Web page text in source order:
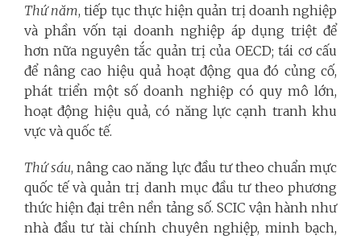
Thứ năm, tiếp tục thực hiện quản trị doanh nghiệp
và phần vốn tại doanh nghiệp áp dụng triệt để
hơn nữa nguyên tắc quản trị của OECD; tái cơ cấu
để nâng cao hiệu quả hoạt động qua đó củng cố,
phát triển một số doanh nghiệp có quy mô lớn,
hoạt động hiệu quả, có năng lực cạnh tranh khu
vực và quốc tế.
Thứ sáu, nâng cao năng lực đầu tư theo chuẩn mực
quốc tế và quản trị danh mục đầu tư theo phương
thức hiện đại trên nền tảng số. SCIC vận hành như
nhà đầu tư tài chính chuyên nghiệp, minh bạch,